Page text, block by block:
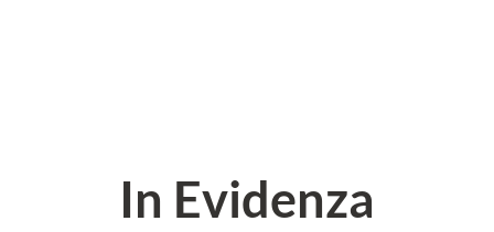
In Evidenza